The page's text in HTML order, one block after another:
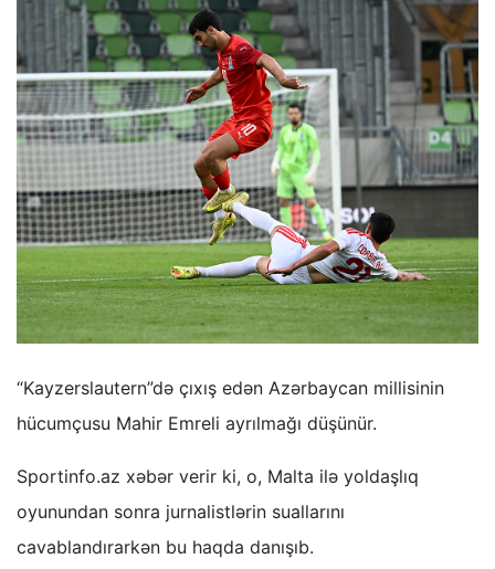
“Kayzerslautern”də çıxış edən Azərbaycan millisinin
hücumçusu Mahir Emreli ayrılmağı düşünür.
Sportinfo.az xəbər verir ki, o, Malta ilə yoldaşlıq
oyunundan sonra jurnalistlərin suallarını
cavablandırarkən bu haqda danışıb.